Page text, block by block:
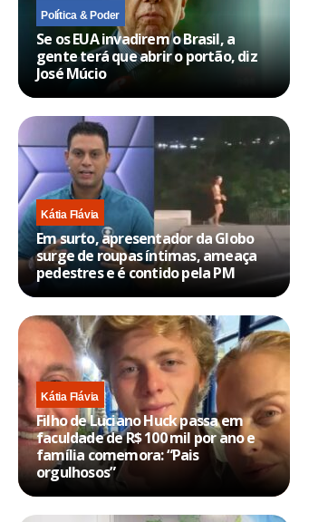
Política & Poder
Se os EUA invadirem o Brasil, a
gente terá que abrir o portão, diz
José Múcio
Kátia Flávia
Em surto, apresentador da Globo
surge de roupas íntimas, ameaça
pedestres e é contido pela PM
Kátia Flávia
Filho de Luciano Huck passa em
faculdade de R$ 100 mil por ano e
família comemora: “Pais
orgulhosos”